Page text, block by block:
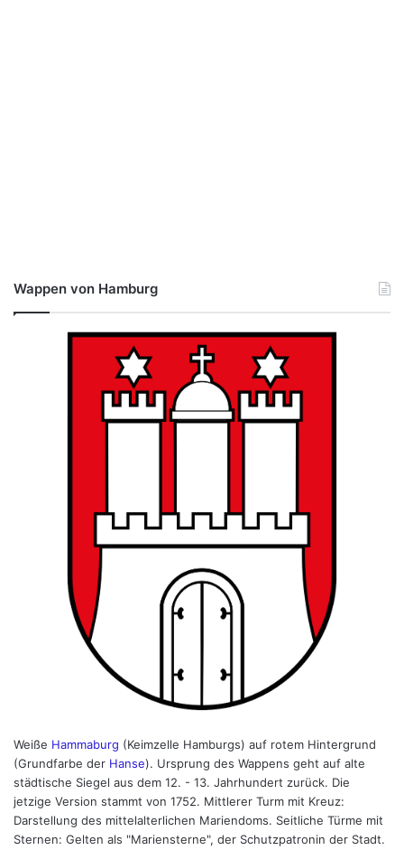
Wappen von Hamburg
Weiße Hammaburg (Keimzelle Hamburgs) auf rotem Hintergrund
(Grundfarbe der Hanse). Ursprung des Wappens geht auf alte
städtische Siegel aus dem 12. - 13. Jahrhundert zurück. Die
jetzige Version stammt von 1752. Mittlerer Turm mit Kreuz:
Darstellung des mittelalterlichen Mariendoms. Seitliche Türme mit
Sternen: Gelten als "Mariensterne", der Schutzpatronin der Stadt.